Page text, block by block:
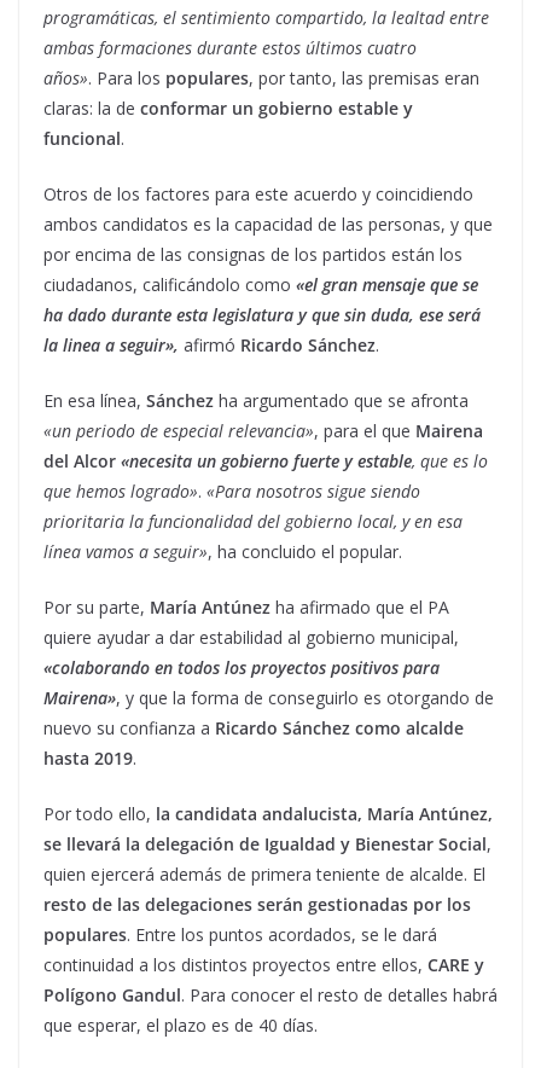
programáticas, el sentimiento compartido, la lealtad entre
ambas formaciones durante estos últimos cuatro
años». Para los populares, por tanto, las premisas eran
claras: la de conformar un gobierno estable y
funcional.
Otros de los factores para este acuerdo y coincidiendo
ambos candidatos es la capacidad de las personas, y que
por encima de las consignas de los partidos están los
ciudadanos, calificándolo como «el gran mensaje que se
ha dado durante esta legislatura y que sin duda, ese será
la linea a seguir», afirmó Ricardo Sánchez.
En esa línea, Sánchez ha argumentado que se afronta
«un periodo de especial relevancia», para el que Mairena
del Alcor «necesita un gobierno fuerte y estable, que es lo
que hemos logrado». «Para nosotros sigue siendo
prioritaria la funcionalidad del gobierno local, y en esa
línea vamos a seguir», ha concluido el popular.
Por su parte, María Antúnez ha afirmado que el PA
quiere ayudar a dar estabilidad al gobierno municipal,
«colaborando en todos los proyectos positivos para
Mairena», y que la forma de conseguirlo es otorgando de
nuevo su confianza a Ricardo Sánchez como alcalde
hasta 2019.
Por todo ello, la candidata andalucista, María Antúnez,
se llevará la delegación de Igualdad y Bienestar Social,
quien ejercerá además de primera teniente de alcalde. El
resto de las delegaciones serán gestionadas por los
populares. Entre los puntos acordados, se le dará
continuidad a los distintos proyectos entre ellos, CARE y
Polígono Gandul. Para conocer el resto de detalles habrá
que esperar, el plazo es de 40 días.